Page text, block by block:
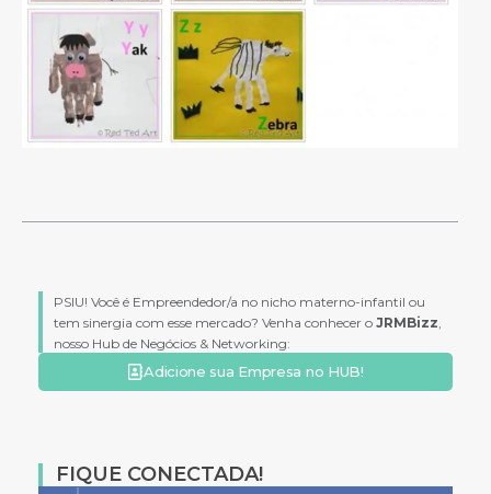
PSIU! Você é Empreendedor/a no nicho materno-infantil ou
tem sinergia com esse mercado? Venha conhecer o JRMBizz,
nosso Hub de Negócios & Networking:
Adicione sua Empresa no HUB!
FIQUE CONECTADA!